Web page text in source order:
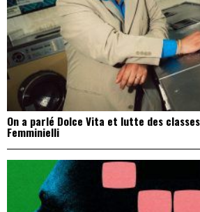
On a parlé Dolce Vita et lutte des
Femminielli